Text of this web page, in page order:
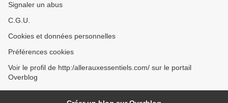
Signaler un abus
C.G.U.
Cookies et données personnelles
Préférences cookies
Voir le profil de http:/allerauxessentiels.com/ sur le portail
Overblog